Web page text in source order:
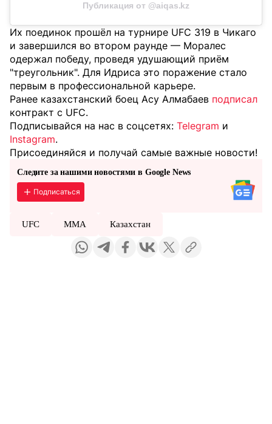
Публикация от @aiqas.kz
Их поединок прошёл на турнире UFC 319 в Чикаго
и завершился во втором раунде — Моралес
одержал победу, проведя удушающий приём
"треугольник". Для Идриса это поражение стало
первым в профессиональной карьере.
Ранее казахстанский боец Асу Алмабаев подписал
контракт с UFC.
Подписывайся на нас в соцсетях: Telegram и
Instagram.
Присоединяйся и получай самые важные новости!
Следите за нашими новостями в Google News
Подписаться
UFC MMA Казахстан